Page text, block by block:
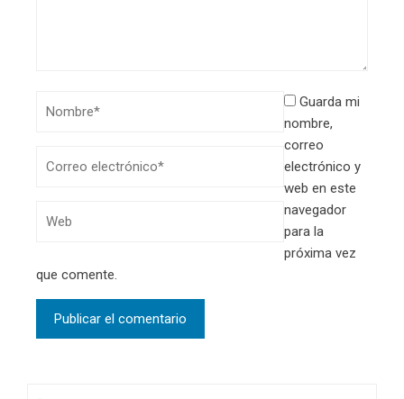
Guarda mi
nombre,
correo
electrónico y
web en este
navegador
para la
próxima vez
que comente.